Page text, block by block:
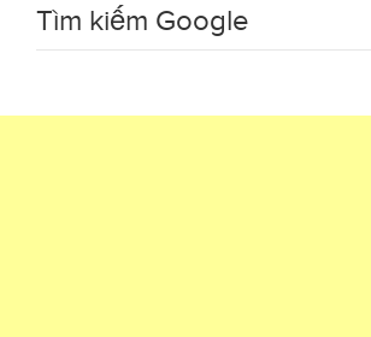
Tìm kiếm Google